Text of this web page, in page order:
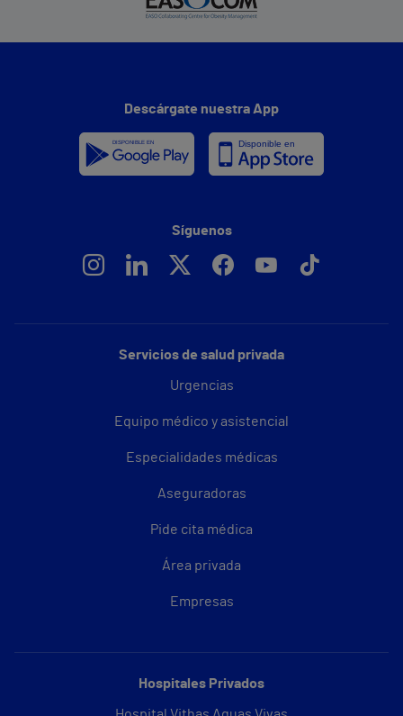
Servicios de salud privada
Urgencias
Equipo médico y asistencial
Especialidades médicas
Aseguradoras
Pide cita médica
Área privada
Empresas
Hospitales Privados
Descárgate nuestra App
Síguenos